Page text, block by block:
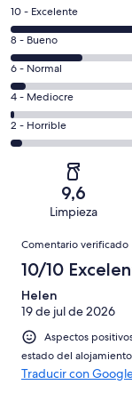
149
comentarios
de
un
total
de
206
con
puntuación
10 - Excelente
40
comentarios
de
un
total
de
puntuación
8 - Bueno
8
comentarios
de
un
total
puntuación
Normal
6 - Normal
2
comentarios
de
una
puntuación
Mediocre
4 - Mediocre
7
comentarios
206
una
puntuación
de
Horrible
2 - Horrible
9,6
Limpieza
Comentarios
Comentario verificado
10/10
Helen
19 de jul de 2026
Aspectos
estado del alojamiento
Traducir con